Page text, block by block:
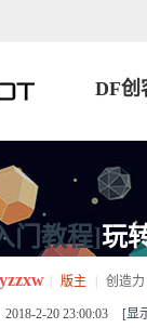
DF创
门教程]玩
版主 创造力
2018-2-20 23:00:03 [显